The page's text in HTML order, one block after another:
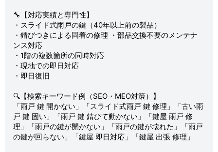
🔧【対応実績と専門性】
・スライド式雨戸の鍵（40年以上前の製品）
・錆びつきによる固着の修理 ・部品交換不要のメンテナ
ンス対応
・1階の複数箇所の同時対応
・現地での即日対応
・即日復旧
🔍【検索キーワード例（SEO・MEO対策）】
「雨戸 鍵 開かない」「スライド式雨戸 鍵 修理」「古い雨
戸 鍵 固い」「雨戸 鍵 錆びて動かない」「鍵屋 雨戸 修
理」「雨戸の鍵が開かない」「雨戸の鍵が壊れた」「雨戸
の鍵が回らない」「鍵屋 即日対応」「鍵屋 出張 修理」